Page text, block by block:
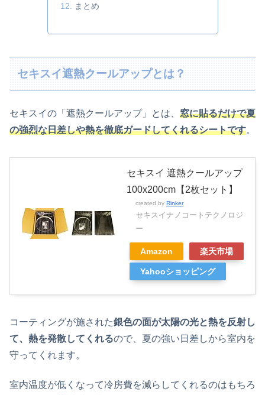
まとめ
セキスイ遮熱クールアップとは？
セキスイの「遮熱クールアップ」とは、 窓に貼るだけで夏
の強烈な日差しや熱を徹底ガードしてくれるシートです。
セキスイ 遮熱クールアップ
100x200cm【2枚セット】
created by Rinker
セキスイナノコートテクノロジ
ー
Amazon 楽天市場
Yahooショッピング
コーティングが施された銀色の面が太陽の光と熱を反射し
て、熱を発散してくれるので、夏の強い日差しから室内を
守ってくれます。
室内温度が低くなって冷房費を減らしてくれるのはもちろ